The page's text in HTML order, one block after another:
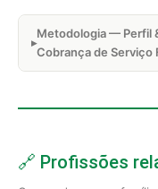
Metodologia — Perfil
Cobrança de Serviço
🔗 Profissões